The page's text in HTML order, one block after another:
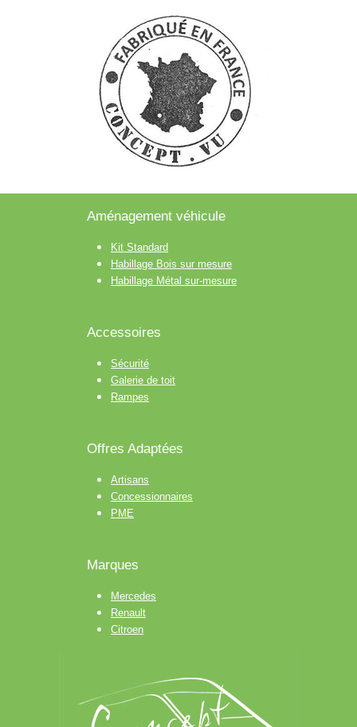
Aménagement véhicule
Kit Standard
Habillage Bois sur mesure
Habillage Métal sur-mesure
Accessoires
Sécurité
Galerie de toit
Rampes
Offres Adaptées
Artisans
Concessionnaires
PME
Marques
Mercedes
Renault
Citroen